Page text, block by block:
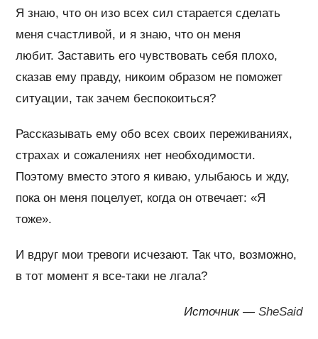
Я знаю, что он изо всех сил старается сделать
меня счастливой, и я знаю, что он меня
любит. Заставить его чувствовать себя плохо,
сказав ему правду, никоим образом не поможет
ситуации, так зачем беспокоиться?
Рассказывать ему обо всех своих переживаниях,
страхах и сожалениях нет необходимости.
Поэтому вместо этого я киваю, улыбаюсь и жду,
пока он меня поцелует, когда он отвечает: «Я
тоже».
И вдруг мои тревоги исчезают. Так что, возможно,
в тот момент я все-таки не лгала?
Источник — SheSaid